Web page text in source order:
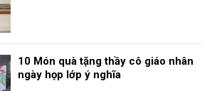
10 Món quà tặng thầy cô giáo nhân
ngày họp lớp ý nghĩa